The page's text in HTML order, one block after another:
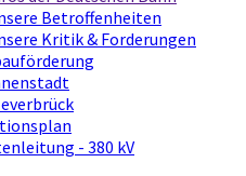
Betroffenheiten
Kritik & Forderungen
- 380 kV